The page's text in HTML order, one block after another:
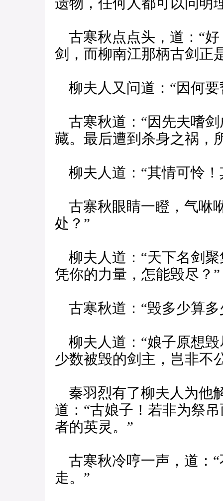
古寒秋点点头，道：“
剑，而柳南江那柄古剑正
柳夫人又问道：“因何要
古寒秋道：“因先夫嗜
藏。最后遭到杀身之祸，
柳夫人道：“其情可怜！
古寨秋眼睛一瞪，气咻
处？”
柳夫人道：“天下名剑
凭你的力量，怎能毁尽？”
古寒秋道：“毁多少算多
柳夫人道：“娘子原想
少数被毁的剑主，岂非不
秦羽烈有了柳夫人为他
道：“古娘子！若非为祭
者的英灵。”
古寒秋冷哼一声，道：
走。”